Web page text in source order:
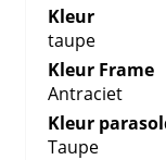
Kleur
taupe
Kleur Frame
Antraciet
Kleur
Taupe